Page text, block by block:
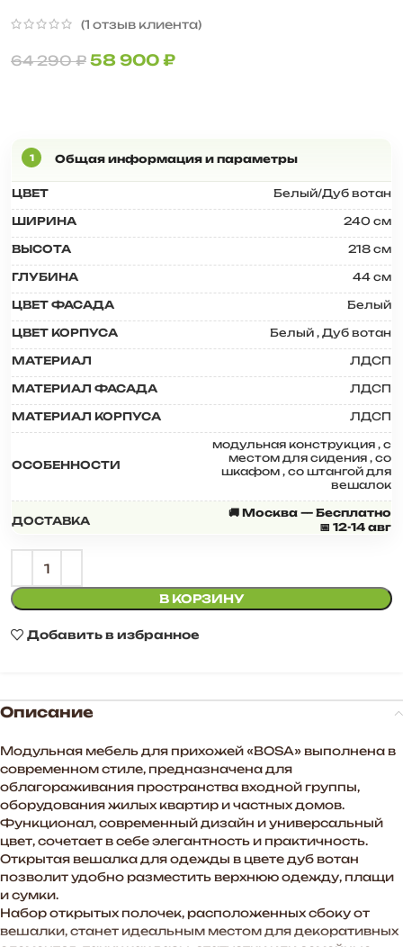
(1 отзыв клиента)
64 290₽ 58 900₽
ЦВЕТ Белый/Дуб вотан
ШИРИНА 240 см
ВЫСОТА 218 см
ГЛУБИНА 44 см
ЦВЕТ ФАСАДА Белый
ЦВЕТ КОРПУСА Белый , Дуб вотан
МАТЕРИАЛ ЛДСП
МАТЕРИАЛ ФАСАДА ЛДСП
МАТЕРИАЛ КОРПУСА ЛДСП
ОСОБЕННОСТИ
модульная конструкция , с
местом для сидения , со
шкафом , со штангой для
вешалок
ДОСТАВКА
🚚 Москва — Бесплатно
📅 12-14 авг
В КОРЗИНУ
Добавить в избранное
Описание
Модульная мебель для прихожей «BOSA» выполнена в
современном стиле, предназначена для
облагораживания пространства входной группы,
оборудования жилых квартир и частных домов.
Функционал, современный дизайн и универсальный
цвет, сочетает в себе элегантность и практичность.
Открытая вешалка для одежды в цвете дуб вотан
позволит удобно разместить верхнюю одежду, плащи
и сумки.
Набор открытых полочек, расположенных сбоку от
вешалки, станет идеальным местом для декоративных